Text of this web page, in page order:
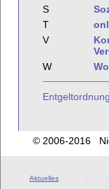
S
T
V
W
Entgeltordnung
© 2006-2016
Aktuelles